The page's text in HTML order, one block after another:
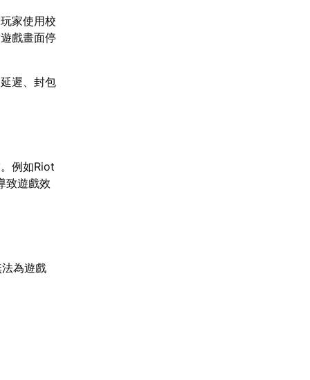
家使用校
戲畫面停
遲、封包
例如Riot
致遊戲效
為遊戲